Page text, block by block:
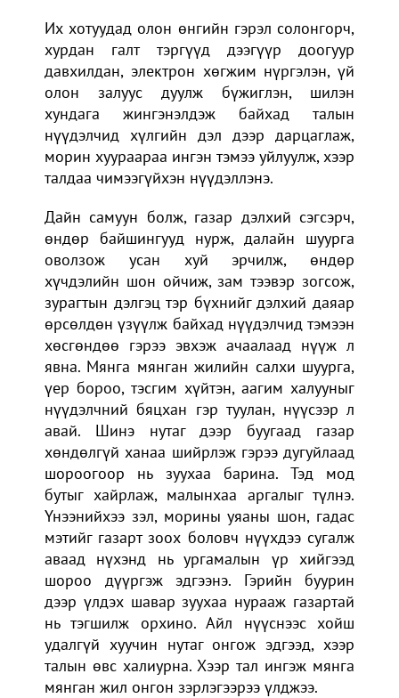
Их хотуудад олон өнгийн гэрэл солонгорч,
хурдан галт тэргүүд дээгүүр доогуур
давхилдан, электрон хөгжим нүргэлэн, үй
олон залуус дуулж бүжиглэн, шилэн
хундага жингэнэлдэж байхад талын
нүүдэлчид хүлгийн дэл дээр дарцаглаж,
морин хуураараа ингэн тэмээ уйлуулж, хээр
талдаа чимээгүйхэн нүүдэллэнэ.
Дайн самуун болж, газар дэлхий сэгсэрч,
өндөр байшингууд нурж, далайн шуурга
оволзож усан хуй эрчилж, өндөр
хүчдэлийн шон ойчиж, зам тээвэр зогсож,
зурагтын дэлгэц тэр бүхнийг дэлхий даяар
өрсөлдөн үзүүлж байхад нүүдэлчид тэмээн
хөсгөндөө гэрээ эвхэж ачаалаад нүүж л
явна. Мянга мянган жилийн салхи шуурга,
үер бороо, тэсгим хүйтэн, аагим халууныг
нүүдэлчний бяцхан гэр туулан, нүүсээр л
авай. Шинэ нутаг дээр буугаад газар
хөндөлгүй ханаа шийрлэж гэрээ дугуйлаад
шороогоор нь зуухаа барина. Тэд мод
бутыг хайрлаж, малынхаа аргалыг түлнэ.
Үнээнийхээ зэл, морины уяаны шон, гадас
мэтийг газарт зоох боловч нүүхдээ сугалж
аваад нүхэнд нь ургамалын үр хийгээд
шороо дүүргэж эдгээнэ. Гэрийн буурин
дээр үлдэх шавар зуухаа нурааж газартай
нь тэгшилж орхино. Айл нүүснээс хойш
удалгүй хуучин нутаг онгож эдгээд, хээр
талын өвс халиурна. Хээр тал ингэж мянга
мянган жил онгон зэрлэгээрээ үлджээ.